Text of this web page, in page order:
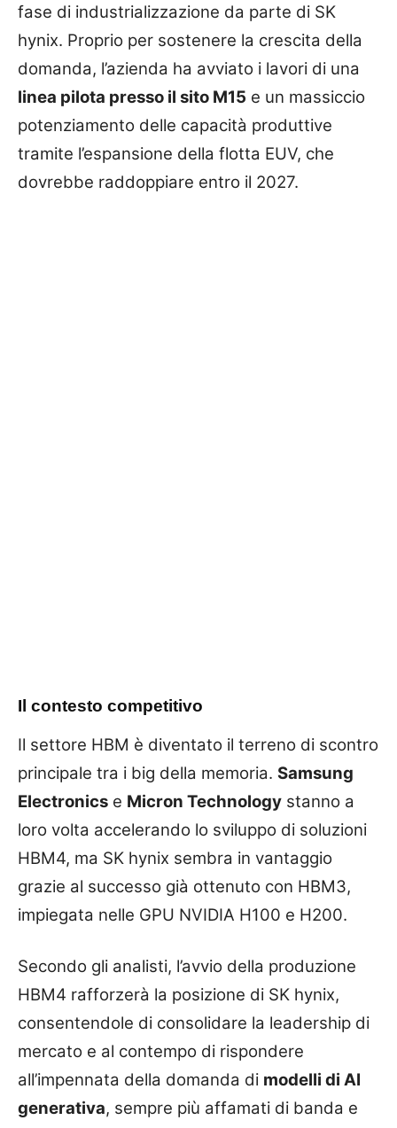
fase di industrializzazione da parte di SK
hynix. Proprio per sostenere la crescita della
domanda, l’azienda ha avviato i lavori di una
linea pilota presso il sito M15 e un massiccio
potenziamento delle capacità produttive
tramite l’espansione della flotta EUV, che
dovrebbe raddoppiare entro il 2027.
Il contesto competitivo
Il settore HBM è diventato il terreno di scontro
principale tra i big della memoria. Samsung
Electronics e Micron Technology stanno a
loro volta accelerando lo sviluppo di soluzioni
HBM4, ma SK hynix sembra in vantaggio
grazie al successo già ottenuto con HBM3,
impiegata nelle GPU NVIDIA H100 e H200.
Secondo gli analisti, l’avvio della produzione
HBM4 rafforzerà la posizione di SK hynix,
consentendole di consolidare la leadership di
mercato e al contempo di rispondere
all’impennata della domanda di modelli di AI
generativa, sempre più affamati di banda e